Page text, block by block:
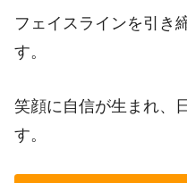
フェイスラインを引き
す。
笑顔に自信が生まれ、
す。